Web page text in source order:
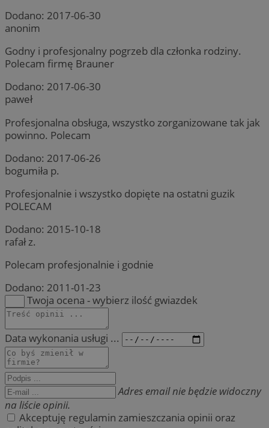
Dodano: 2017-06-30
anonim
Godny i profesjonalny pogrzeb dla członka rodziny.
Polecam firmę Brauner
Dodano: 2017-06-30
paweł
Profesjonalna obsługa, wszystko zorganizowane tak jak
powinno. Polecam
Dodano: 2017-06-26
bogumiła p.
Profesjonalnie i wszystko dopięte na ostatni guzik
POLECAM
Dodano: 2015-10-18
rafał z.
Polecam profesjonalnie i godnie
Dodano: 2011-01-23
Twoja ocena - wybierz ilość gwiazdek
Data wykonania usługi ...
Adres email nie będzie widoczny
na liście opinii.
Akceptuję regulamin zamieszczania opinii oraz